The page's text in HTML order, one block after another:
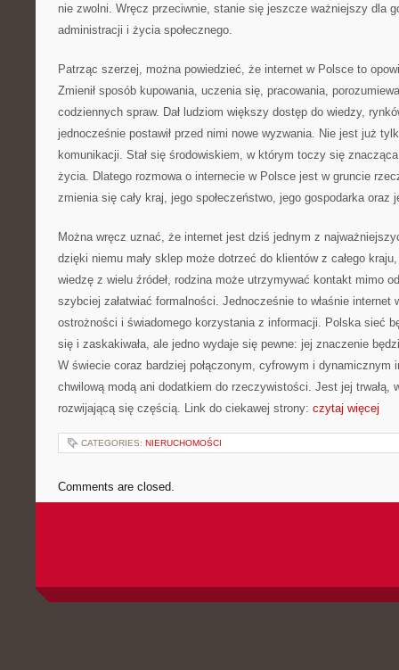
nie zwolni. Wręcz przeciwnie, stanie się jeszcze ważniejszy dla
administracji i życia społecznego.
Patrząc szerzej, można powiedzieć, że internet w Polsce to
Zmienił sposób kupowania, uczenia się, pracowania,
codziennych spraw. Dał ludziom większy dostęp do wiedzy,
jednocześnie postawił przed nimi nowe wyzwania. Nie jest już
komunikacji. Stał się środowiskiem, w którym toczy się
życia. Dlatego rozmowa o internecie w Polsce jest w gruncie
zmienia się cały kraj, jego społeczeństwo, jego gospodarka oraz
Można wręcz uznać, że internet jest dziś jednym z
dzięki niemu mały sklep może dotrzeć do klientów z całego
wiedzę z wielu źródeł, rodzina może utrzymywać kontakt mimo
szybciej załatwiać formalności. Jednocześnie to właśnie internet
ostrożności i świadomego korzystania z informacji. Polska sieć
się i zaskakiwała, ale jedno wydaje się pewne: jej znaczenie
W świecie coraz bardziej połączonym, cyfrowym i dynamicznym
chwilową modą ani dodatkiem do rzeczywistości. Jest jej trwałą,
rozwijającą się częścią. Link do ciekawej strony: czytaj więcej
CATEGORIES: NIERUCHOMOŚCI
Comments are closed.